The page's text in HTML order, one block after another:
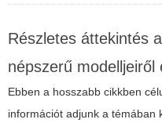
Részletes áttekintés
népszerű modelljeiről
Ebben a hosszabb cikkben
információt adjunk a témában